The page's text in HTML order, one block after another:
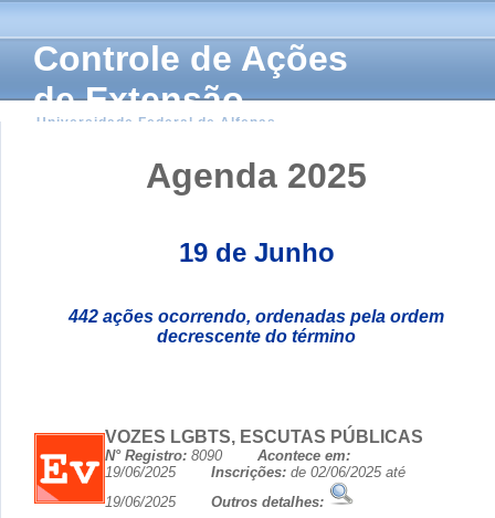
Controle de Ações
de Extensão
Universidade Federal de Alfenas
Agenda 2025
19 de Junho
442 ações ocorrendo, ordenadas pela ordem
decrescente do término
VOZES LGBTS, ESCUTAS PÚBLICAS
N° Registro: 8090 Acontece em:
19/06/2025 Inscrições: de 02/06/2025 até
19/06/2025 Outros detalhes: